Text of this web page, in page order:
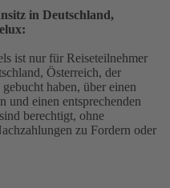
in Deutschland,
ist nur für Reiseteilnehmer
Österreich, der
haben, über einen
und einen entsprechenden
berechtigt, ohne
zu Fordern oder